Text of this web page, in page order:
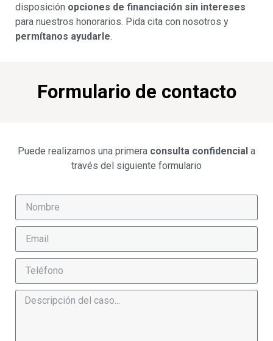
disposición opciones de financiación sin intereses
para nuestros honorarios. Pida cita con nosotros y
permítanos ayudarle.
Formulario de contacto
Puede realizarnos una primera consulta confidencial a
través del siguiente formulario